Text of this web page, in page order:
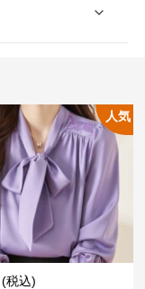
人気
(税込)